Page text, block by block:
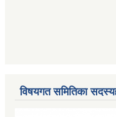
विषयगत समितिका